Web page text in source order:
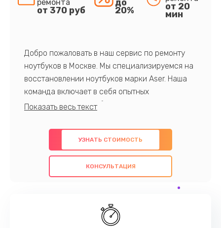
ремонта
от 370 руб
до
20% от 20
мин
Добро пожаловать в наш сервис по ремонту
ноутбуков в Москве. Мы специализируемся на
восстановлении ноутбуков марки Aser. Наша
команда включает в себя опытных
профессионалов с обширными знаниями и
предлагаем быстрый и качественный ремонт с
использованием оригинальных компонентов, а
также гарантируем качество всех
проведенных работ. Наша цель - предоставить
наилучшим образом. Не медлите записаться на
УЗНАТЬ СТОИМОСТЬ
КОНСУЛЬТАЦИЯ